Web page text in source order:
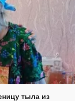
тыла из